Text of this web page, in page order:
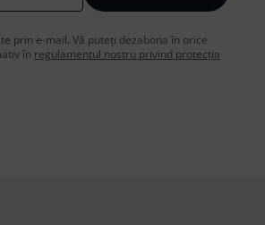
prin e-mail. Vă puteți dezabona în orice
în regulamentul nostru privind protecția